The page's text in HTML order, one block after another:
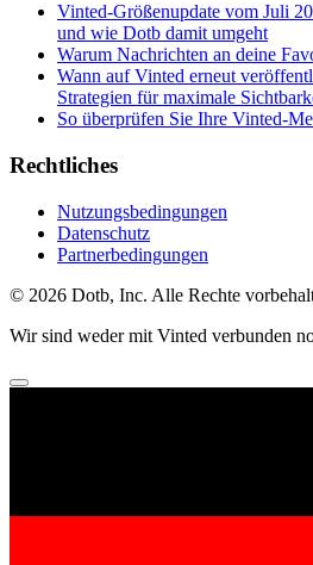
Vinted-Größenupdate vom Juli
und wie Dotb damit umgeht
Warum Nachrichten an deine
Wann auf Vinted erneut
Strategien für maximale
So überprüfen Sie Ihre Vinted-
Rechtliches
Nutzungsbedingungen
Datenschutz
Partnerbedingungen
© 2026 Dotb, Inc. Alle Rechte
Wir sind weder mit Vinted verbunden